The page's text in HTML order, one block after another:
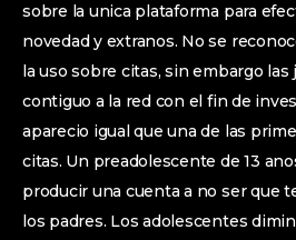
sobre la unica plataforma para
novedad y extranos. No se
la uso sobre citas, sin embargo
contiguo a la red con el fin de
aparecio igual que una de las
citas. Un preadolescente de 13
producir una cuenta a no ser que
los padres. Los adolescentes